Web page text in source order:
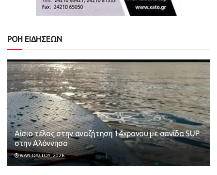
ΡΟΗ ΕΙΔΗΣΕΩΝ
Αίσιο τέλος στην αναζήτηση 14χρονου με σανίδα SUP
στην Αλόννησο
6 ΑΥΓΟΎΣΤΟΥ, 2026